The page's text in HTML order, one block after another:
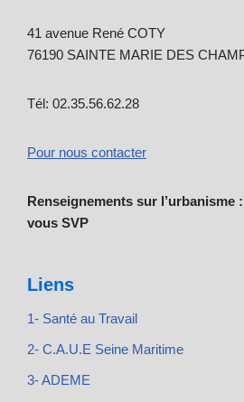
41 avenue René COTY
76190 SAINTE MARIE DES
Tél: 02.35.56.62.28
Pour nous contacter
Renseignements sur l’urbanisme
vous SVP
Liens
1- Santé au Travail
2- C.A.U.E Seine Maritime
3- ADEME